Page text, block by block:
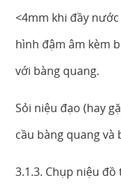
<4mm khi đầy
hình đậm âm kèm
với bàng quang.
Sỏi niệu đạo (hay
cầu bàng quang và
3.1.3. Chụp niệu